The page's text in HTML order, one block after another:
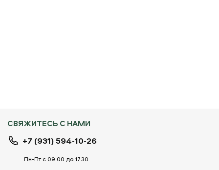
СВЯЖИТЕСЬ С НАМИ
+7 (931) 594-10-26
Пн-Пт с 09.00 до 17.30